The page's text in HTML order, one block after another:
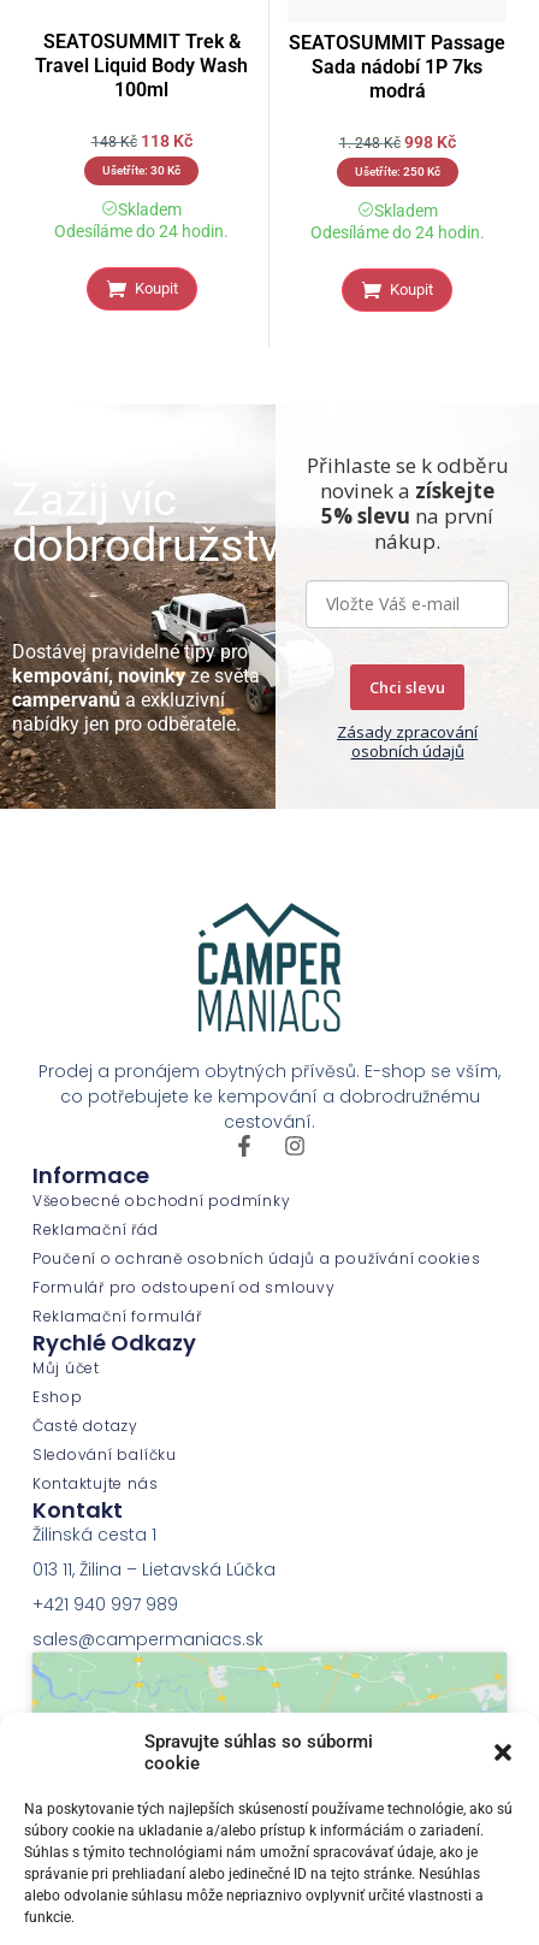
Spravujte súhlas so súbormi
cookie
Na poskytovanie tých najlepších skúseností používame technológie, ako sú
súbory cookie na ukladanie a/alebo prístup k informáciám o zariadení.
Súhlas s týmito technológiami nám umožní spracovávať údaje, ako je
správanie pri prehliadaní alebo jedinečné ID na tejto stránke. Nesúhlas
alebo odvolanie súhlasu môže nepriaznivo ovplyvniť určité vlastnosti a
funkcie.
SEATOSUMMIT Trek &
Travel Liquid Body Wash
100ml
148Kč 118 Kč
Ušetříte: 30Kč
Skladem
Odesíláme do 24 hodin.
Koupit
SEATOSUMMIT Passage
Sada nádobí 1P 7ks
modrá
1. 248Kč 998 Kč
Ušetříte: 250Kč
Skladem
Odesíláme do 24 hodin.
Koupit
Zažij víc
dobrodružství
Dostávej pravidelné tipy pro
kempování, novinkyze světa
campervanůa exkluzivní
nabídky jen pro odběratele.
Přihlaste se k odběru
novinek a získejte
5% slevu na první
nákup.
Chci slevu
Zásady zpracování
osobních údajů
Prodej a pronájem obytných přívěsů. E-shop se vším,
co potřebujete ke kempování a dobrodružnému
cestování.
Informace
Všeobecné obchodní podmínky
Reklamační řád
Poučení o ochraně osobních údajů a používání cookies
Formulář pro odstoupení od smlouvy
Reklamační formulář
Rychlé Odkazy
Můj účet
Eshop
Časté dotazy
Sledování balíčku
Kontaktujte nás
Kontakt
Žilinská cesta 1
013 11, Žilina – Lietavská Lúčka
+421 940 997 989
sales@campermaniacs.sk
Klepnutím přijměte marketingové soubory
cookie a povolte tento obsah